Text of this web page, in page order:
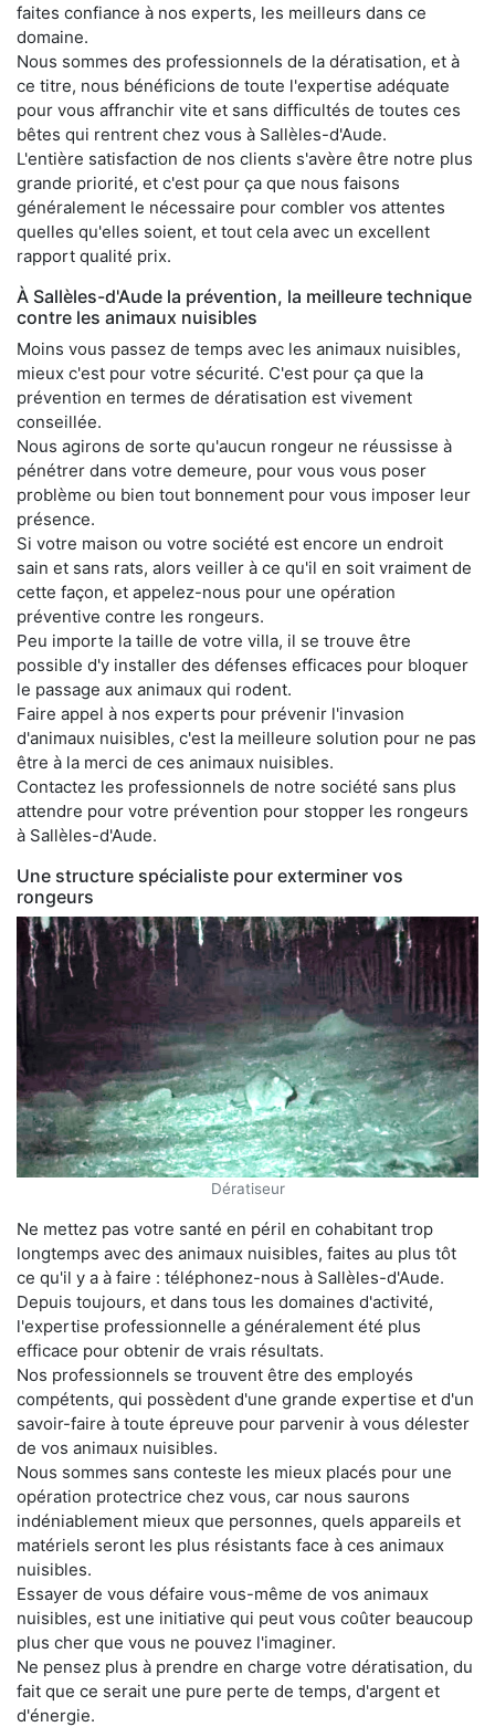
faites confiance à nos experts, les meilleurs dans ce
domaine.
Nous sommes des professionnels de la dératisation, et à
ce titre, nous bénéficions de toute l'expertise adéquate
pour vous affranchir vite et sans difficultés de toutes ces
bêtes qui rentrent chez vous à Sallèles-d'Aude.
L'entière satisfaction de nos clients s'avère être notre plus
grande priorité, et c'est pour ça que nous faisons
généralement le nécessaire pour combler vos attentes
quelles qu'elles soient, et tout cela avec un excellent
rapport qualité prix.
À Sallèles-d'Aude la prévention, la meilleure technique
contre les animaux nuisibles
Moins vous passez de temps avec les animaux nuisibles,
mieux c'est pour votre sécurité. C'est pour ça que la
prévention en termes de dératisation est vivement
conseillée.
Nous agirons de sorte qu'aucun rongeur ne réussisse à
pénétrer dans votre demeure, pour vous vous poser
problème ou bien tout bonnement pour vous imposer leur
présence.
Si votre maison ou votre société est encore un endroit
sain et sans rats, alors veiller à ce qu'il en soit vraiment de
cette façon, et appelez-nous pour une opération
préventive contre les rongeurs.
Peu importe la taille de votre villa, il se trouve être
possible d'y installer des défenses efficaces pour bloquer
le passage aux animaux qui rodent.
Faire appel à nos experts pour prévenir l'invasion
d'animaux nuisibles, c'est la meilleure solution pour ne pas
être à la merci de ces animaux nuisibles.
Contactez les professionnels de notre société sans plus
attendre pour votre prévention pour stopper les rongeurs
à Sallèles-d'Aude.
Une structure spécialiste pour exterminer vos
rongeurs
Dératiseur
Ne mettez pas votre santé en péril en cohabitant trop
longtemps avec des animaux nuisibles, faites au plus tôt
ce qu'il y a à faire : téléphonez-nous à Sallèles-d'Aude.
Depuis toujours, et dans tous les domaines d'activité,
l'expertise professionnelle a généralement été plus
efficace pour obtenir de vrais résultats.
Nos professionnels se trouvent être des employés
compétents, qui possèdent d'une grande expertise et d'un
savoir-faire à toute épreuve pour parvenir à vous délester
de vos animaux nuisibles.
Nous sommes sans conteste les mieux placés pour une
opération protectrice chez vous, car nous saurons
indéniablement mieux que personnes, quels appareils et
matériels seront les plus résistants face à ces animaux
nuisibles.
Essayer de vous défaire vous-même de vos animaux
nuisibles, est une initiative qui peut vous coûter beaucoup
plus cher que vous ne pouvez l'imaginer.
Ne pensez plus à prendre en charge votre dératisation, du
fait que ce serait une pure perte de temps, d'argent et
d'énergie.